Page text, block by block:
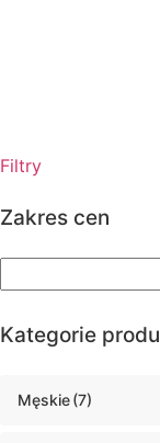
Filtry
Zakres cen
Kategorie
Męskie(7)